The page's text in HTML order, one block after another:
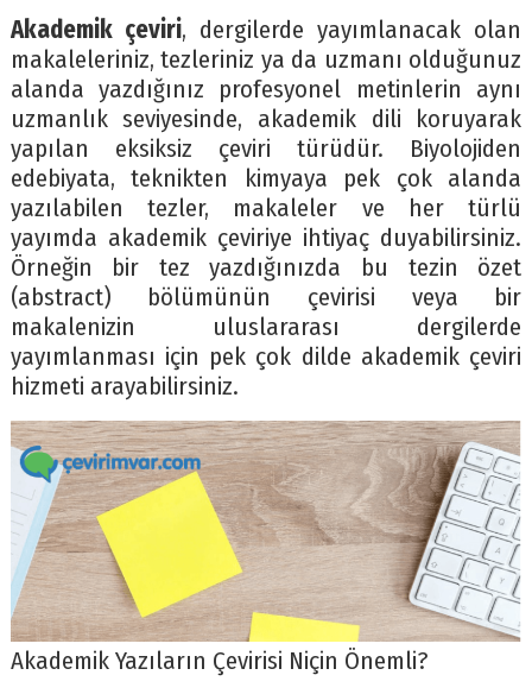
Akademik çeviri, dergilerde yayımlanacak olan
makaleleriniz, tezleriniz ya da uzmanı olduğunuz
alanda yazdığınız profesyonel metinlerin aynı
uzmanlık seviyesinde, akademik dili koruyarak
yapılan eksiksiz çeviri türüdür. Biyolojiden
edebiyata, teknikten kimyaya pek çok alanda
yazılabilen tezler, makaleler ve her türlü
yayımda akademik çeviriye ihtiyaç duyabilirsiniz.
Örneğin bir tez yazdığınızda bu tezin özet
(abstract) bölümünün çevirisi veya bir
makalenizin uluslararası dergilerde
yayımlanması için pek çok dilde akademik çeviri
hizmeti arayabilirsiniz.
Akademik Yazıların Çevirisi Niçin Önemli?